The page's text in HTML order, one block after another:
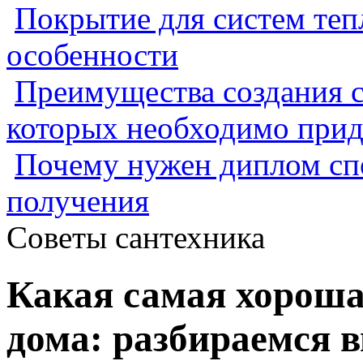
Покрытие для систем
особенности
Преимущества создания
которых необходимо
Почему нужен диплом
получения
Советы сантехника
Какая самая
дома: разбираемся